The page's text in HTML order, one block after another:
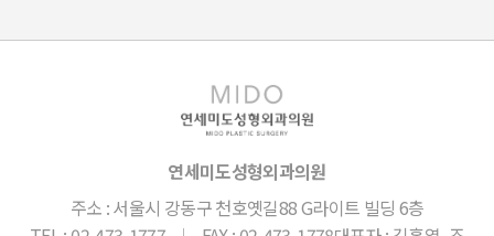
연세미도성형외과의원
주소 : 서울시 강동구 천호옛길88 G라이트 빌딩 6층